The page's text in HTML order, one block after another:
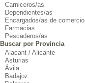
Carniceros/as
Dependientes/as
Encargados/as de comercio
Farmacias
Pescaderos/as
Buscar por Provincia
Alacant / Alicante
Asturias
Ávila
Badajoz